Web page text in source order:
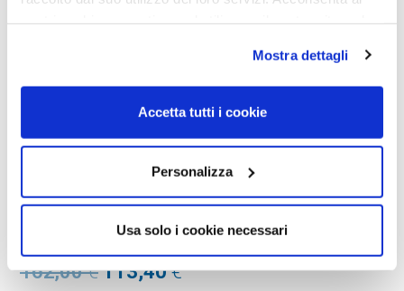
Mostra dettagli
Accetta tutti i cookie
Personalizza
Usa solo i cookie necessari
OCCHIALE DA SOLE, RAY-
BAN
Occhiale RAY-BAN 0RB3663
004/3M 60
162,00€ 113,40€